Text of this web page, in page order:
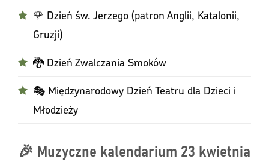
🌹 Dzień św. Jerzego (patron Anglii, Katalonii,
Gruzji)
🐉 Dzień Zwalczania Smoków
🎭 Międzynarodowy Dzień Teatru dla Dzieci i
Młodzieży
🎉 Muzyczne kalendarium 23 kwietnia